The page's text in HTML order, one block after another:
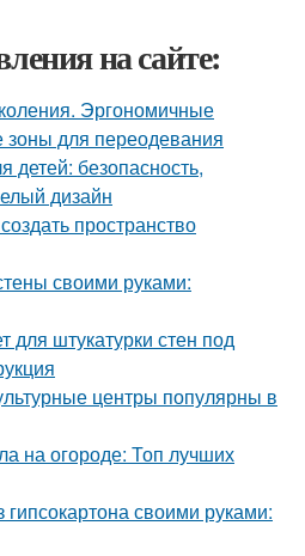
на сайте:
Эргономичные
для переодевания
детей: безопасность,
дизайн
пространство
своими руками:
для штукатурки стен под
центры популярны в
на огороде: Топ лучших
гипсокартона своими руками: